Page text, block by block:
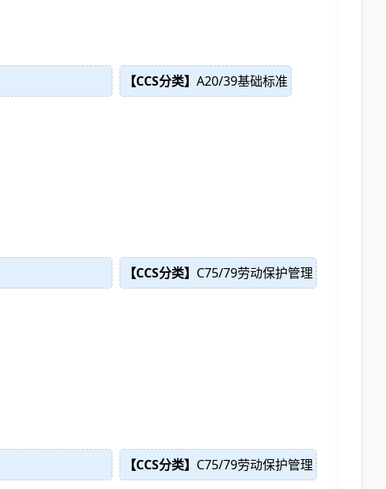
【CCS分类】 A20/39基础标准
【CCS分类】 C75/79劳动保护管理
【CCS分类】 C75/79劳动保护管理